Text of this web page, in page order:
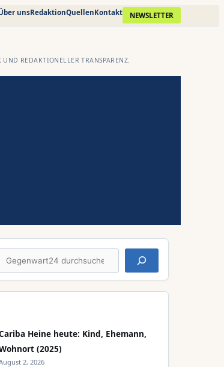
unsRedaktionQuellenKontakt NEWSLETTER
REDAKTIONELLER TRANSPARENZ.
Suchen
Heine heute: Kind, Ehemann,
(2025)
2, 2026